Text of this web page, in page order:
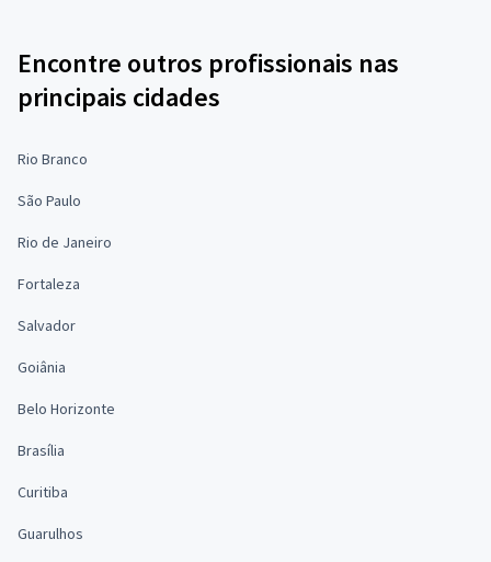
Encontre outros profissionais nas
principais cidades
Rio Branco
São Paulo
Rio de Janeiro
Fortaleza
Salvador
Goiânia
Belo Horizonte
Brasília
Curitiba
Guarulhos